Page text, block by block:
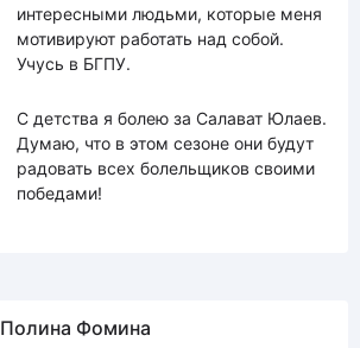
интересными людьми, которые меня
мотивируют работать над собой.
Учусь в БГПУ.
С детства я болею за Салават Юлаев.
Думаю, что в этом сезоне они будут
радовать всех болельщиков своими
победами!
Полина Фомина